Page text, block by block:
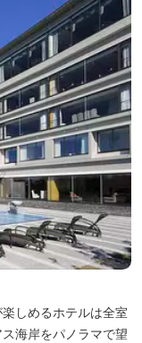
しめるホテルは全室
海岸をパノラマで望